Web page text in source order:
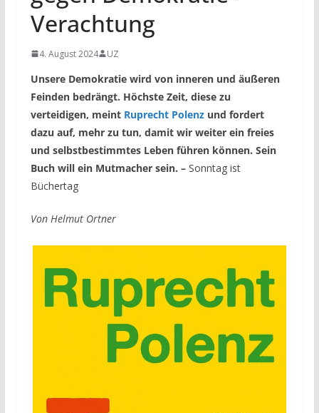
Verachtung
4. August 2024 UZ
Unsere Demokratie wird von inneren und äußeren
Feinden bedrängt. Höchste Zeit, diese zu
verteidigen, meint Ruprecht Polenzund fordert
dazu auf, mehr zu tun, damit wir weiter ein freies
und selbstbestimmtes Leben führen können. Sein
Buch will ein Mutmacher sein. – Sonntag ist
Büchertag
Von Helmut Ortner